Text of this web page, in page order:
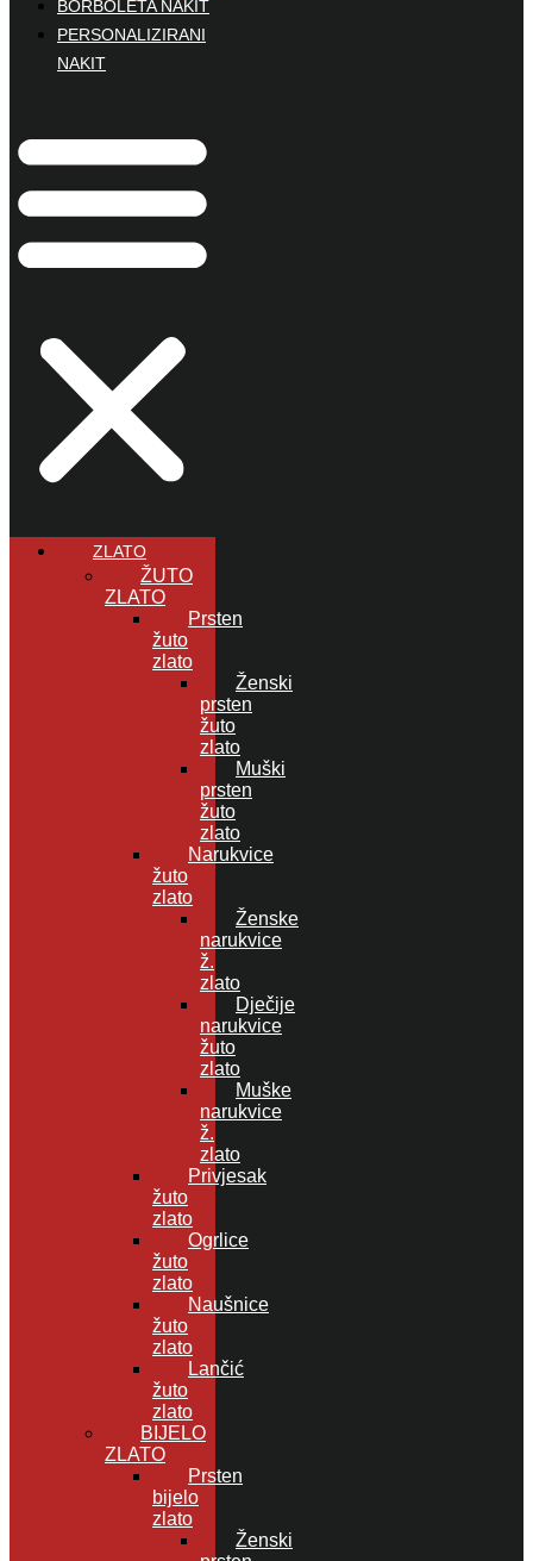
BORBOLETA NAKIT
PERSONALIZIRANI
NAKIT
ZLATO
ŽUTO
ZLATO
Prsten
žuto
zlato
Ženski
prsten
žuto
zlato
Muški
prsten
žuto
zlato
Narukvice
žuto
zlato
Ženske
narukvice
ž.
zlato
Dječije
narukvice
žuto
zlato
Muške
narukvice
ž.
zlato
Privjesak
žuto
zlato
Ogrlice
žuto
zlato
Naušnice
žuto
zlato
Lančić
žuto
zlato
BIJELO
ZLATO
Prsten
bijelo
zlato
Ženski